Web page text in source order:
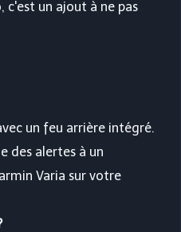
c'est un ajout à ne pas
un feu arrière intégré.
des alertes à un
Varia sur votre